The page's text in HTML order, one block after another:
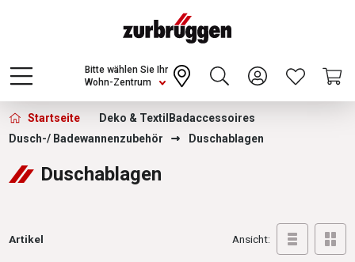
Choose a different country or region to see
content for your location and shop online
CONTINUE
Wohn-Zentrum
Bitte wählen Sie Ihr
Zurbrüggen - Duschablagen
Startseite Deko & Textil Badaccessoires
Dusch-/ Badewannenzubehör
Duschablagen
Duschablagen
Artikel Ansicht: